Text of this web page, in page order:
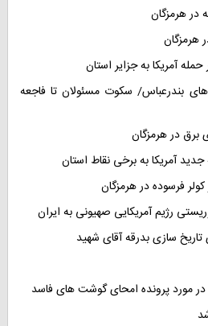
آمریکا به جزایر استان
بندرعباس/ سکوت مسئولان تا فاجعه
برق در هرمزگان
آمریکا به برخی نقاط استان
رژیم آمریکایی صهیونی به ایران
سازی بدرقه آقای شهید
مورد پرونده امحای گوشت های فاسد